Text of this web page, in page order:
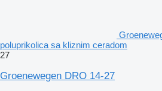
poluprikolica sa kliznim ceradom
27
Groenewegen DRO 14-27